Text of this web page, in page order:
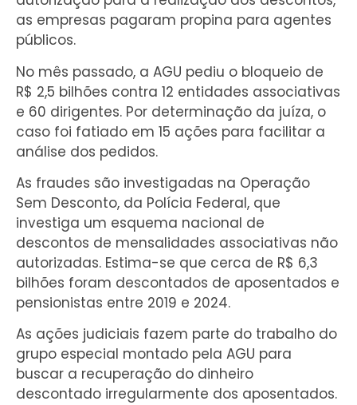
as empresas pagaram propina para agentes
públicos.
No mês passado, a AGU pediu o bloqueio de
R$ 2,5 bilhões contra 12 entidades associativas
e 60 dirigentes. Por determinação da juíza, o
caso foi fatiado em 15 ações para facilitar a
análise dos pedidos.
As fraudes são investigadas na Operação
Sem Desconto, da Polícia Federal, que
investiga um esquema nacional de
descontos de mensalidades associativas não
autorizadas. Estima-se que cerca de R$ 6,3
bilhões foram descontados de aposentados e
pensionistas entre 2019 e 2024.
As ações judiciais fazem parte do trabalho do
grupo especial montado pela AGU para
buscar a recuperação do dinheiro
descontado irregularmente dos aposentados.